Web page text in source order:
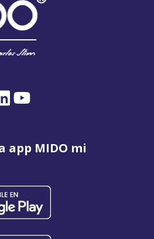
app MIDO mi